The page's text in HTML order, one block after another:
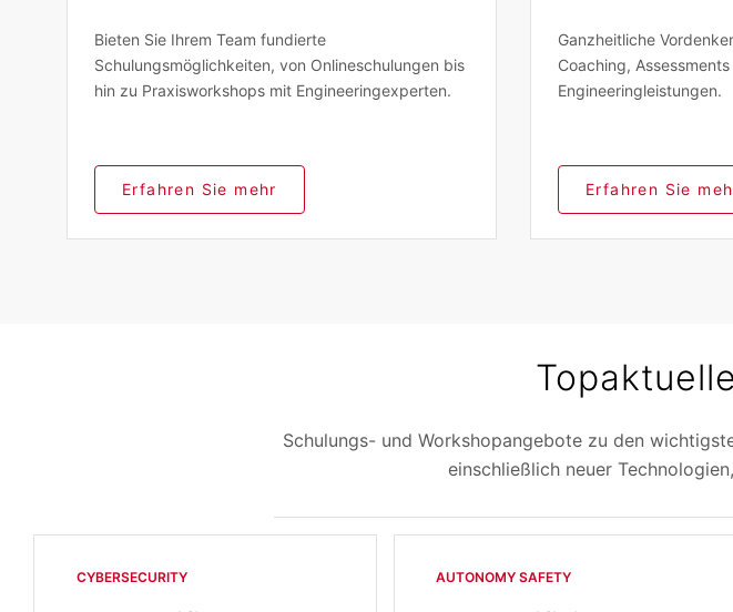
Bieten Sie Ihrem Team fundierte
Schulungsmöglichkeiten, von Onlineschulungen bis
hin zu Praxisworkshops mit Engineeringexperten.
Erfahren Sie mehr
Ganzheitliche
Coaching,
Engineeringleistungen.
Erfahren Sie
Schulungs- und Workshopangebote zu den
einschließlich neuer
CYBERSECURITY AUTONOMY SAFETY